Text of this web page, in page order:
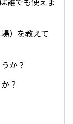
）を教えて
か？
？